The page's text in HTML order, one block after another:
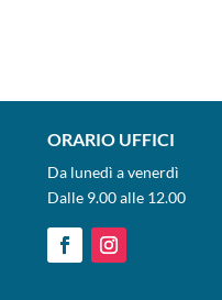
ORARIO UFFICI
Da lunedì a venerdì
Dalle 9.00 alle 12.00